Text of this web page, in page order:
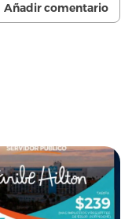
Añadir comentario